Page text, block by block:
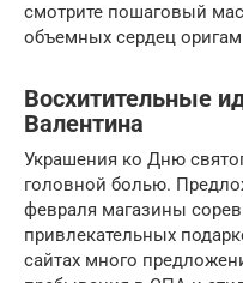
смотрите пошаговый
объемных сердец
Восхитительные
Валентина
Украшения ко Дню
головной болью.
февраля магазины
привлекательных
сайтах много